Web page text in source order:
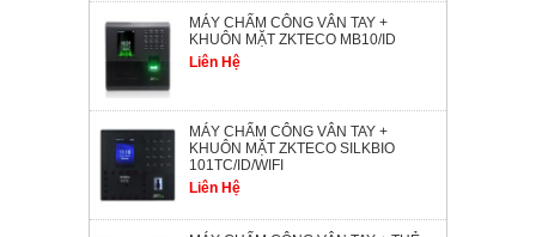
MÁY CHẤM CÔNG VÂN TAY +
KHUÔN MẶT ZKTECO MB10/ID
Liên Hệ
MÁY CHẤM CÔNG VÂN TAY +
KHUÔN MẶT ZKTECO SILKBIO
101TC/ID/WIFI
Liên Hệ